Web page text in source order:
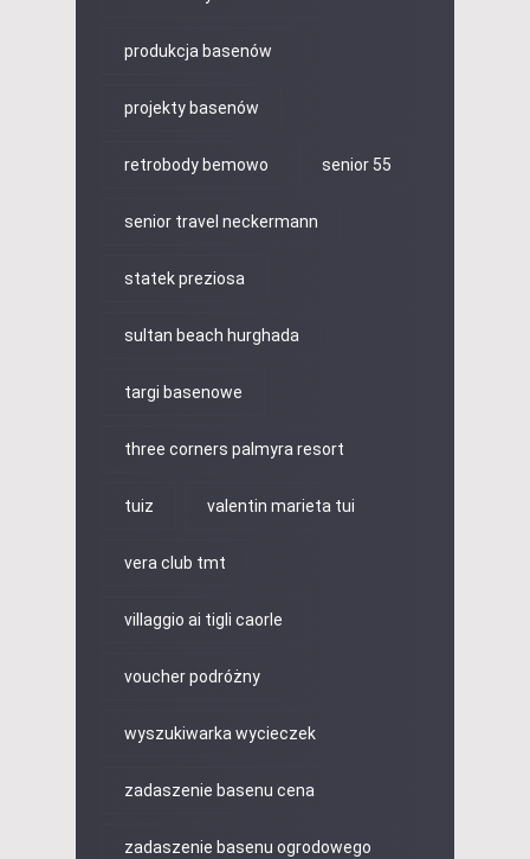
produkcja basenów
projekty basenów
retrobody bemowo senior 55
senior travel neckermann
statek preziosa
sultan beach hurghada
targi basenowe
three corners palmyra resort
tuiz valentin marieta tui
vera club tmt
villaggio ai tigli caorle
voucher podróżny
wyszukiwarka wycieczek
zadaszenie basenu cena
zadaszenie basenu ogrodowego